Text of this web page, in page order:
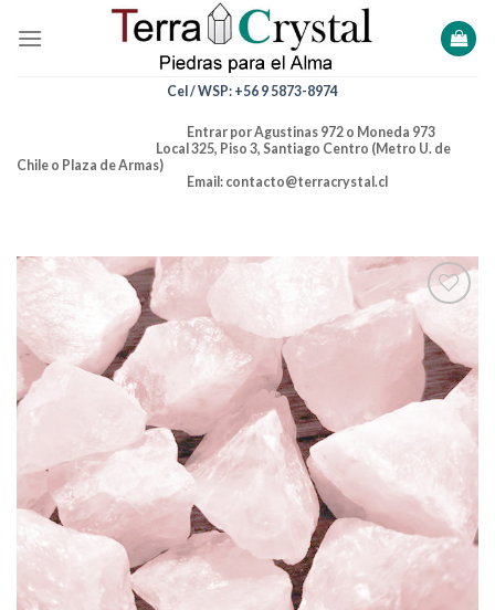
Cel / WSP: +56 9 5873-8974
Entrar por Agustinas 972 o Moneda 973
Local 325, Piso 3, Santiago Centro (Metro U. de
Chile o Plaza de Armas)
Email: contacto@terracrystal.cl
Añadir
a la
lista de
deseos